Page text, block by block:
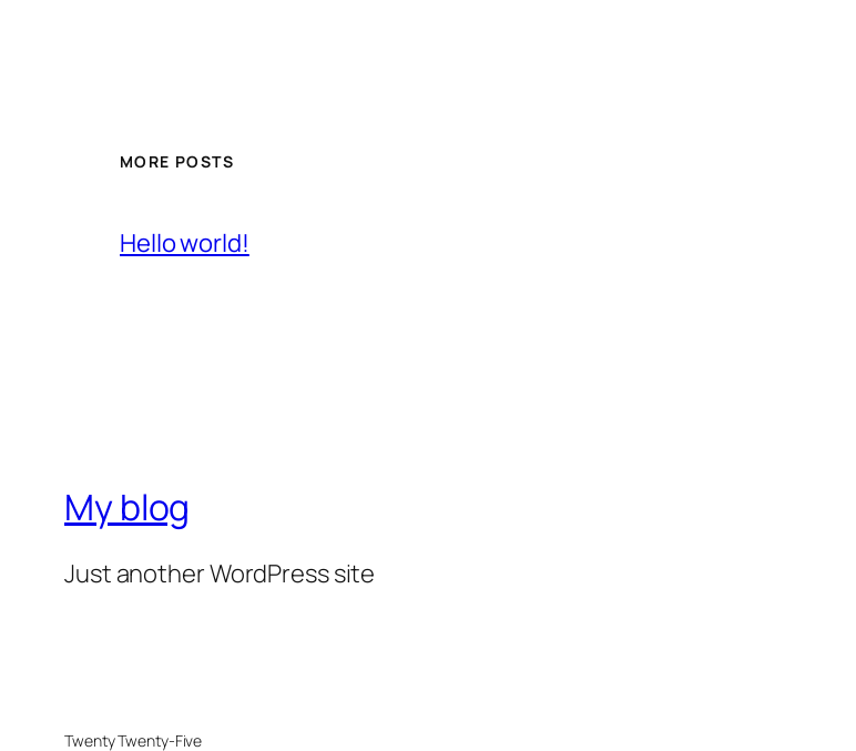
MORE POSTS
Hello world!
My blog
Just another WordPress site
Twenty Twenty-Five